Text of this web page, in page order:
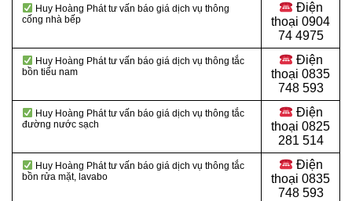
Huy Hoàng Phát tư vấn báo giá dịch vụ thông
cống nhà bếp
Điện
thoại 0904
74 4975
Huy Hoàng Phát tư vấn báo giá dịch vụ thông tắc
bồn tiểu nam
Điện
thoại 0835
748 593
Huy Hoàng Phát tư vấn báo giá dịch vụ thông tắc
đường nước sạch
Điện
thoại 0825
281 514
Huy Hoàng Phát tư vấn báo giá dịch vụ thông tắc
bồn rửa mặt, lavabo
Điện
thoại 0835
748 593